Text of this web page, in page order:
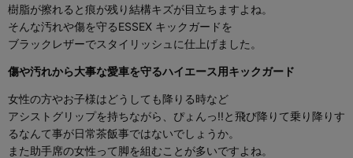
樹脂が擦れると痕が残り結構キズが目立ちますよね。
そんな汚れや傷を守るESSEX キックガードを
ブラックレザーでスタイリッシュに仕上げました。
傷や汚れから大事な愛車を守るハイエース用キックガード
女性の方やお子様はどうしても降りる時など
アシストグリップを持ちながら、ぴょんっ!!と飛び降りて乗り降りす
るなんて事が日常茶飯事ではないでしょうか。
また助手席の女性って脚を組むことが多いですよね。